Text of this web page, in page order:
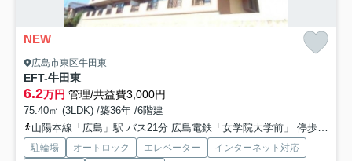
NEW
広島市東区牛田東
EFT-牛田東
6.2万円 管理/共益費3,000円
75.40㎡ (3LDK) /築36年 /6階建
山陽本線「広島」駅 バス21分 広島電鉄「女学院大学前」 停歩2分
駐輪場 オートロック エレベーター
インターネット対応